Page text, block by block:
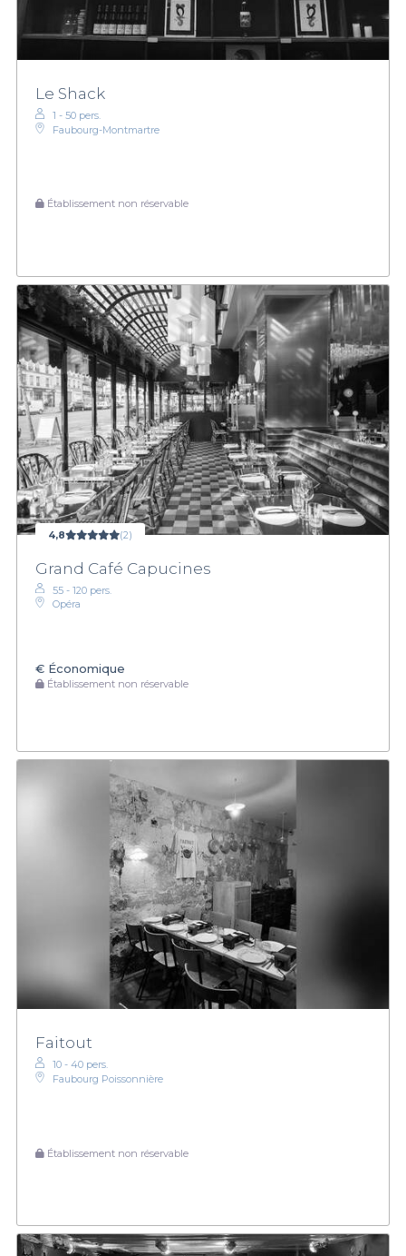
Le Shack
1 - 50 pers.
Faubourg-Montmartre
Établissement non réservable
4,8 (2)
Grand Café Capucines
55 - 120 pers.
Opéra
€ Économique
Établissement non réservable
Faitout
10 - 40 pers.
Faubourg Poissonnière
Établissement non réservable